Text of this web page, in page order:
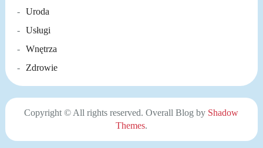
Uroda
Usługi
Wnętrza
Zdrowie
Copyright © All rights reserved. Overall Blog by Shadow
Themes.